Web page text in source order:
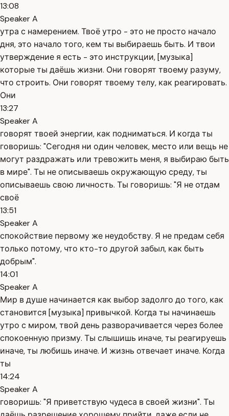
13:08
Speaker A
утра с намерением. Твоё утро - это не просто начало
дня, это начало того, кем ты выбираешь быть. И твои
утверждение я есть - это инструкции, [музыка]
которые ты даёшь жизни. Они говорят твоему разуму,
что строить. Они говорят твоему телу, как реагировать.
Они
13:27
Speaker A
говорят твоей энергии, как подниматься. И когда ты
говоришь: "Сегодня ни один человек, место или вещь не
могут раздражать или тревожить меня, я выбираю быть
в мире". Ты не описываешь окружающую среду, ты
описываешь свою личность. Ты говоришь: "Я не отдам
своё
13:51
Speaker A
спокойствие первому же неудобству. Я не предам себя
только потому, что кто-то другой забыл, как быть
добрым".
14:01
Speaker A
Мир в душе начинается как выбор задолго до того, как
становится [музыка] привычкой. Когда ты начинаешь
утро с миром, твой день разворачивается через более
спокоенную призму. Ты слышишь иначе, ты реагируешь
иначе, ты любишь иначе. И жизнь отвечает иначе. Когда
ты
14:24
Speaker A
говоришь: "Я приветствую чудеса в своей жизни". Ты